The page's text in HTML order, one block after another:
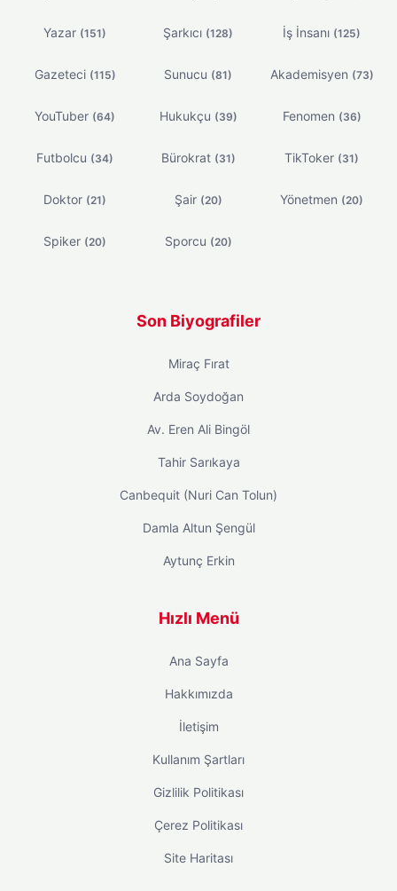
Yazar (151) Şarkıcı (128) İş İnsanı (125)
Gazeteci (115) Sunucu (81) Akademisyen (73)
YouTuber (64) Hukukçu (39) Fenomen (36)
Futbolcu (34) Bürokrat (31) TikToker (31)
Doktor (21) Şair (20) Yönetmen (20)
Spiker (20) Sporcu (20)
Son Biyografiler
Miraç Fırat
Arda Soydoğan
Av. Eren Ali Bingöl
Tahir Sarıkaya
Canbequit (Nuri Can Tolun)
Damla Altun Şengül
Aytunç Erkin
Hızlı Menü
Ana Sayfa
Hakkımızda
İletişim
Kullanım Şartları
Gizlilik Politikası
Çerez Politikası
Site Haritası